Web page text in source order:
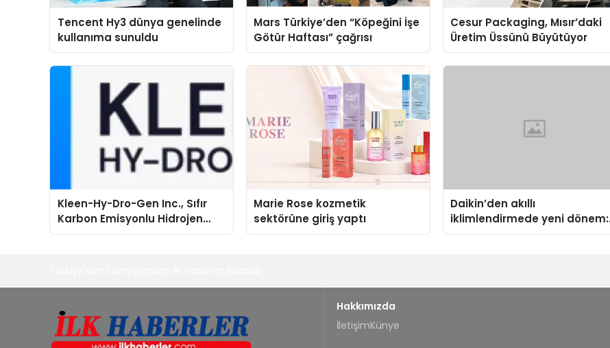
Tencent Hy3 dünya genelinde
kullanıma sunuldu
Mars Türkiye’den “Köpeğini İşe
Götür Haftası” çağrısı
Cesur Packaging, Mısır’daki
Üretim Üssünü Büyütüyor
Kleen-Hy-Dro-Gen Inc., Sıfır
Karbon Emisyonlu Hidrojen
Isıtma Teknolojisinde ISO ve
Marie Rose kozmetik
sektörüne giriş yaptı
Daikin’den akıllı
iklimlendirmede yeni dönem:
Madoka Plus Türkiye’de
Hakkımızda
İletişimKünye